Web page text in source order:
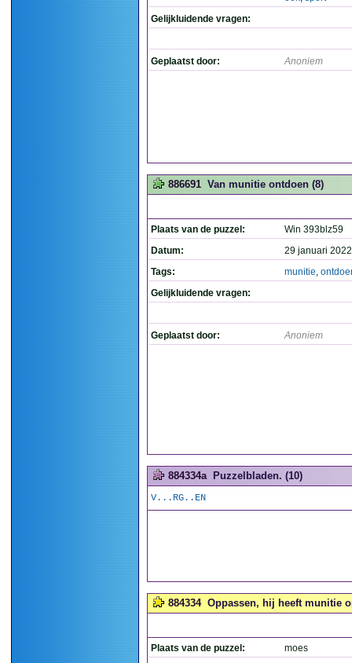
Gelijkluidende vragen:
Geplaatst door: Anoniem
886691 Van munitie ontdoen (8)
Plaats van de puzzel:
Win 393blz59
Datum:
29 januari
Tags:
munitie,
Gelijkluidende vragen:
Geplaatst door: Anoniem
884334a Puzzelbladen. (10)
V...RG..EN
884334 Oppassen, hij heeft munitie
Plaats van de puzzel:
moes